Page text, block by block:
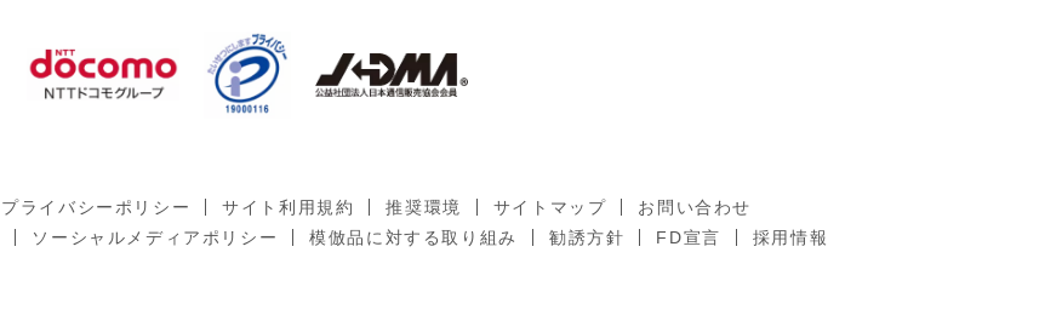
プライバシーポリシー サイト利用規約 推奨環境 サイトマップ
お問い合わせ
ソーシャルメディアポリシー 模倣品に対する取り組み 勧誘方針 FD宣言 採用情報